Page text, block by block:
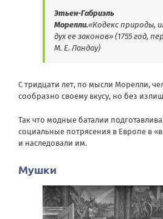
Этьен-Габриэль
Морелли.«Кодекс природы,
дух ее законов» (1755 год,
М. Е. Ландау)
С тридцати лет, по мысли Морелли,
сообразно своему вкусу, но без
Так что модные баталии
социальные потрясения в Европе в
и наследовали им.
Мушки